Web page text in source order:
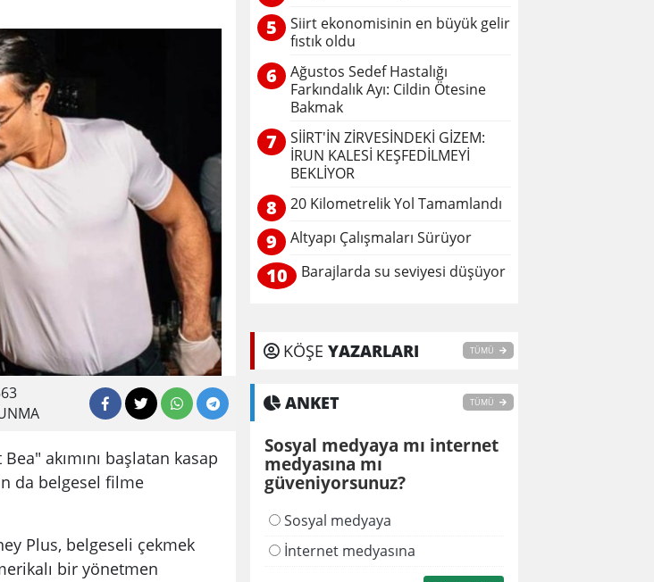
akımını başlatan kasap
da belgesel filme
Plus, belgeseli çekmek
bir yönetmen
5
Siirt ekonomisinin en büyük gelir
fıstık oldu
6
Ağustos Sedef Hastalığı
Farkındalık Ayı: Cildin Ötesine
Bakmak
7
SİİRT'İN ZİRVESİNDEKİ GİZEM:
İRUN KALESİ KEŞFEDİLMEYİ
BEKLİYOR
8 20 Kilometrelik Yol Tamamlandı
9 Altyapı Çalışmaları Sürüyor
10 Barajlarda su seviyesi düşüyor
KÖŞE YAZARLARI TÜMÜ
ANKET TÜMÜ
Sosyal medyaya mı internet
medyasına mı
güveniyorsunuz?
Sosyal medyaya
İnternet medyasına